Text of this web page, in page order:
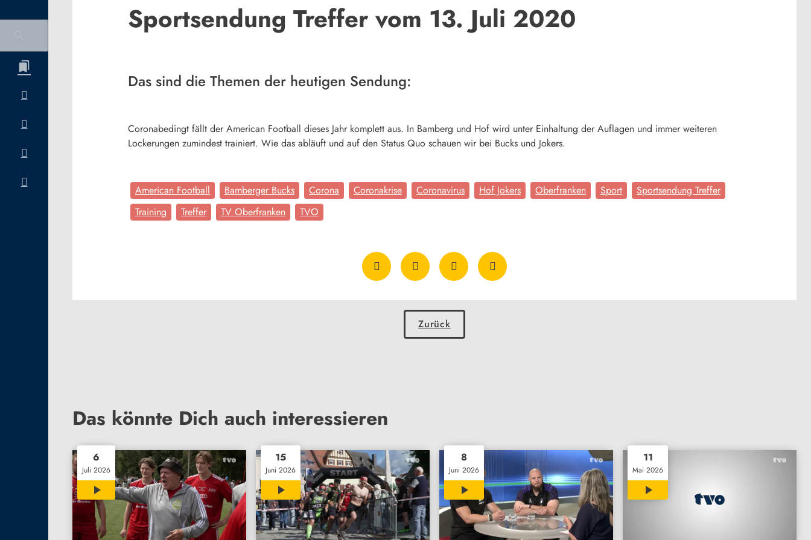
Sportsendung Treffer vom 13. Juli 2020
Das sind die Themen der heutigen Sendung:
Coronabedingt fällt der American Football dieses Jahr komplett aus. In Bamberg und Hof wird unter Einhaltung der Auflagen und immer weiteren
Lockerungen zumindest trainiert. Wie das abläuft und auf den Status Quo schauen wir bei Bucks und Jokers.
American Football Bamberger Bucks Corona Coronakrise Coronavirus Hof Jokers Oberfranken Sport
Sportsendung Treffer
Training
Treffer TV Oberfranken TVO
Zurück
Das könnte Dich auch interessieren
6
Juli 2026
15:00
15
Juni 2026
15:00
8
Juni 2026
15:00
11
Mai 2026